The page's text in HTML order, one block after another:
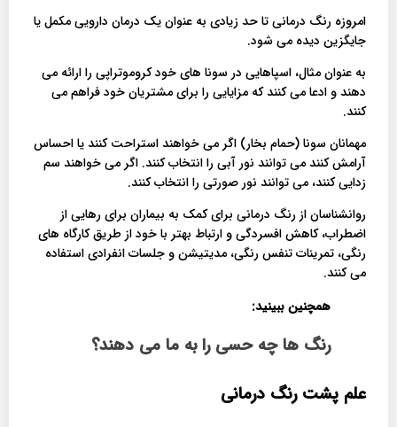
امروزه رنگ درمانی تا حد زیادی به عنوان یک درمان دارویی مکمل یا
جایگزین دیده می شود.
به عنوان مثال، اسپاهایی در سونا های خود کروموتراپی را ارائه می
دهند و ادعا می کنند که مزایایی را برای مشتریان خود فراهم می
کنند.
مهمانان سونا (حمام بخار) اگر می خواهند استراحت کنند یا احساس
آرامش کنند می توانند نور آبی را انتخاب کنند. اگر می خواهند سم
زدایی کنند، می توانند نور صورتی را انتخاب کنند.
روانشناسان از رنگ درمانی برای کمک به بیماران برای رهایی از
اضطراب، کاهش افسردگی و ارتباط بهتر با خود از طریق کارگاه های
رنگی، تمرینات تنفس رنگی، مدیتیشن و جلسات انفرادی استفاده
می کنند.
همچنین ببینید:
رنگ ها چه حسی را به ما می دهند؟
علم پشت رنگ درمانی